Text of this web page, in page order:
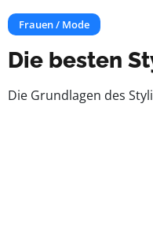
Frauen / Mode
Die besten
Die Grundlagen des